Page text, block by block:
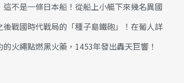
不是一條日本船！從船上小艇下來幾名異國
戰國時代戰局的「種子島鐵砲」！在葡人詳
火繩點燃黑火藥，1453年發出轟天巨響！